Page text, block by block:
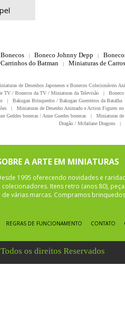
| Boneco Johnny Depp |
Carrinhos do Batman | Miniaturas de
de Desenhos Japoneses e Bonecos Colecionáveis
TV / Bonecos da TV / Miniaturas da Televisão |
| Bakugan Brinquedos / Bakugan Guerreiros da Batalha
|
Miniaturas de Desenho Animado e Action Figures
Geddes bonecas / Anne Guedes bonecas |
Miniaturas
Dragão / Mcfarlane Dragons
|
A ARTE EM MINIATURAS
1995 oferecendo novidades e
colecionadores. Itens retro (anos 80),
de várias marcas. Compramos
REGRAS DE FUNCIONAMENTO CONTATO
os direitos Reservados